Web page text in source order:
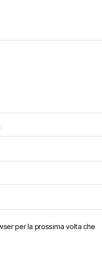
per la prossima volta che